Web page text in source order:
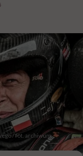
/ fot. archiwum